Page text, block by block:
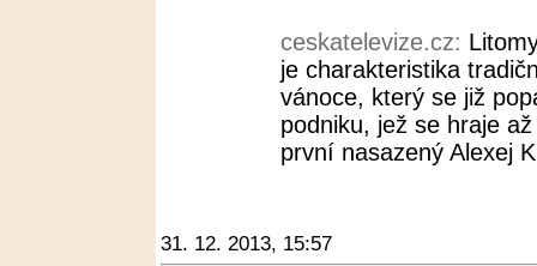
ceskatelevize.cz:
je charakteristika
vánoce, který se již
podniku, jež se hraje
první nasazený Alexej
31. 12. 2013, 15:57